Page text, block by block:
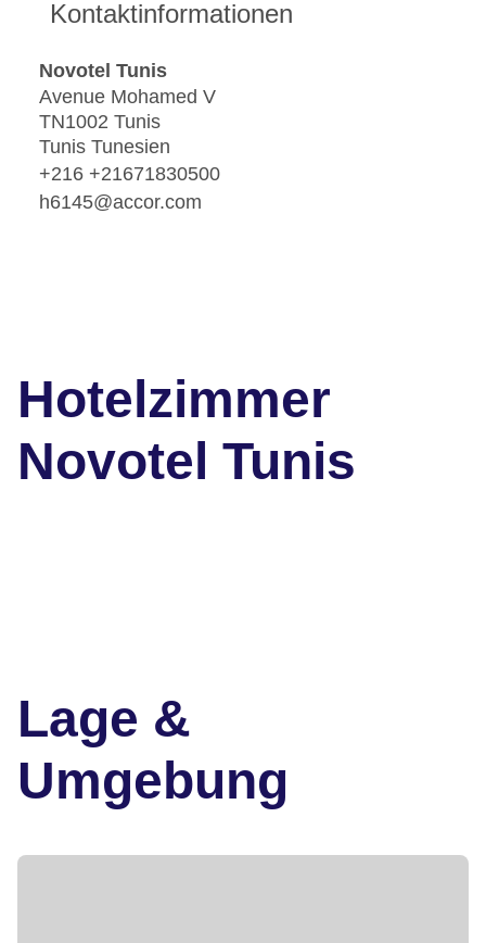
Kontaktinformationen
Novotel Tunis
Avenue Mohamed V
TN1002 Tunis
Tunis Tunesien
+216 +21671830500
h6145@accor.com
Hotelzimmer
Novotel Tunis
Lage &
Umgebung